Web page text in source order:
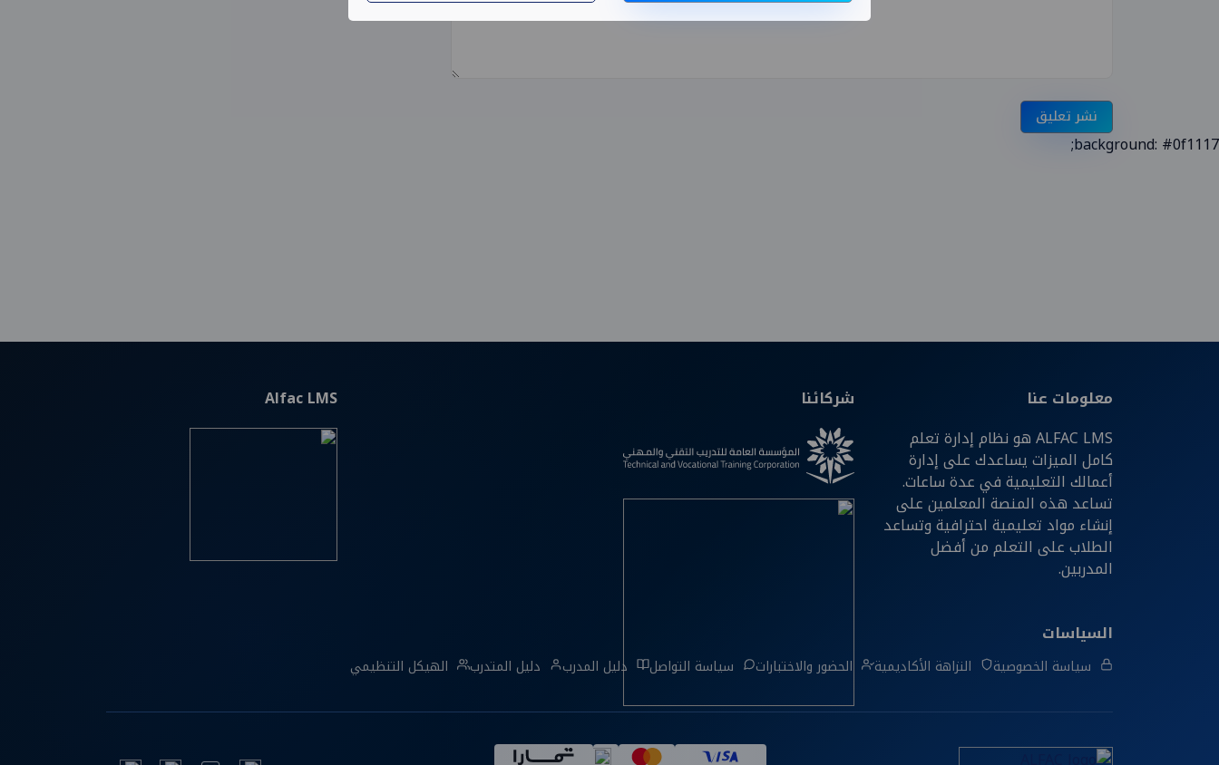
نشر تعليق
background: #0f1117;
معلومات عنا
ALFAC LMS هو نظام إدارة تعلم
كامل الميزات يساعدك على إدارة
أعمالك التعليمية في عدة ساعات.
تساعد هذه المنصة المعلمين على
إنشاء مواد تعليمية احترافية وتساعد
الطلاب على التعلم من أفضل
المدربين.
شركائنا Alfac LMS
السياسات
سياسة الخصوصية النزاهة الأكاديمية الحضور والاختبارات سياسة التواصل دليل المدرب دليل المتدرب الهيكل التنظيمي